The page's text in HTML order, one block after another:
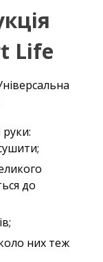
Life
руки:
до
них теж